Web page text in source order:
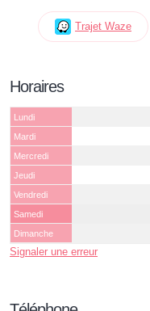
Trajet Waze
Horaires
Lundi
Mardi
Mercredi
Jeudi
Vendredi
Samedi
Dimanche
Signaler une erreur